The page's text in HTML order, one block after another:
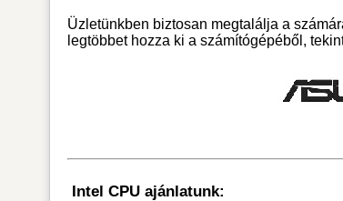
Üzletünkben biztosan megtalálja a
legtöbbet hozza ki a számítógépéből,
Intel CPU ajánlatunk: